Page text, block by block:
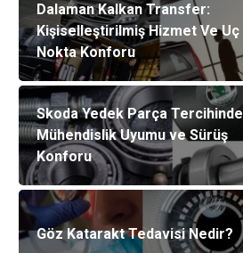
Dalaman Kalkan Transfer:
Kişiselleştirilmiş Hizmet Ve Uç
Nokta Konforu
Skoda Yedek Parça Tercihinde
Mühendislik Uyumu ve Sürüş
Konforu
Göz Katarakt Tedavisi Nedir?